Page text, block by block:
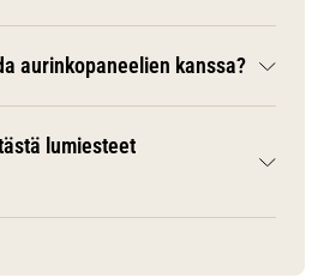
aurinkopaneelien kanssa?
lumiesteet